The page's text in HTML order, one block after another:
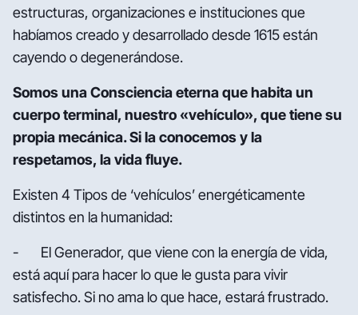
estructuras, organizaciones e instituciones que
habíamos creado y desarrollado desde 1615 están
cayendo o degenerándose.
Somos una Consciencia eterna que habita un
cuerpo terminal, nuestro «vehículo», que tiene su
propia mecánica. Si la conocemos y la
respetamos, la vida fluye.
Existen 4 Tipos de ‘vehículos’ energéticamente
distintos en la humanidad:
- El Generador, que viene con la energía de vida,
está aquí para hacer lo que le gusta para vivir
satisfecho. Si no ama lo que hace, estará frustrado.